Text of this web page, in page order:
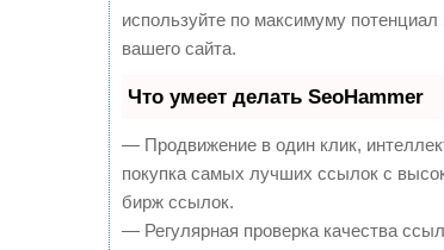
используйте по максимуму
вашего сайта.
Что умеет делать SeoHammer
— Продвижение в один клик,
покупка самых лучших ссылок с
бирж ссылок.
— Регулярная проверка качества